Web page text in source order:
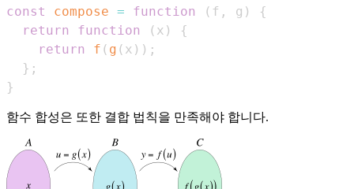
const compose = function ( f , g )
{
return
function ( x )
{
return
f ( g ( x ) ) ;
} ;
}
함수 합성은 또한 결합 법칙을 만족해야 합니다.